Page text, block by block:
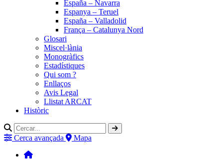
España – Navarra
Espanya – Teruel
España – Valladolid
França – Catalunya Nord
Glosari
Miscel·lània
Monogràfics
Estadístiques
Qui som ?
Enllaços
Avis Legal
Llistat ARCAT
Històric
Cerca avançada Mapa